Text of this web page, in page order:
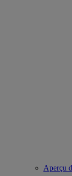
Aperçu